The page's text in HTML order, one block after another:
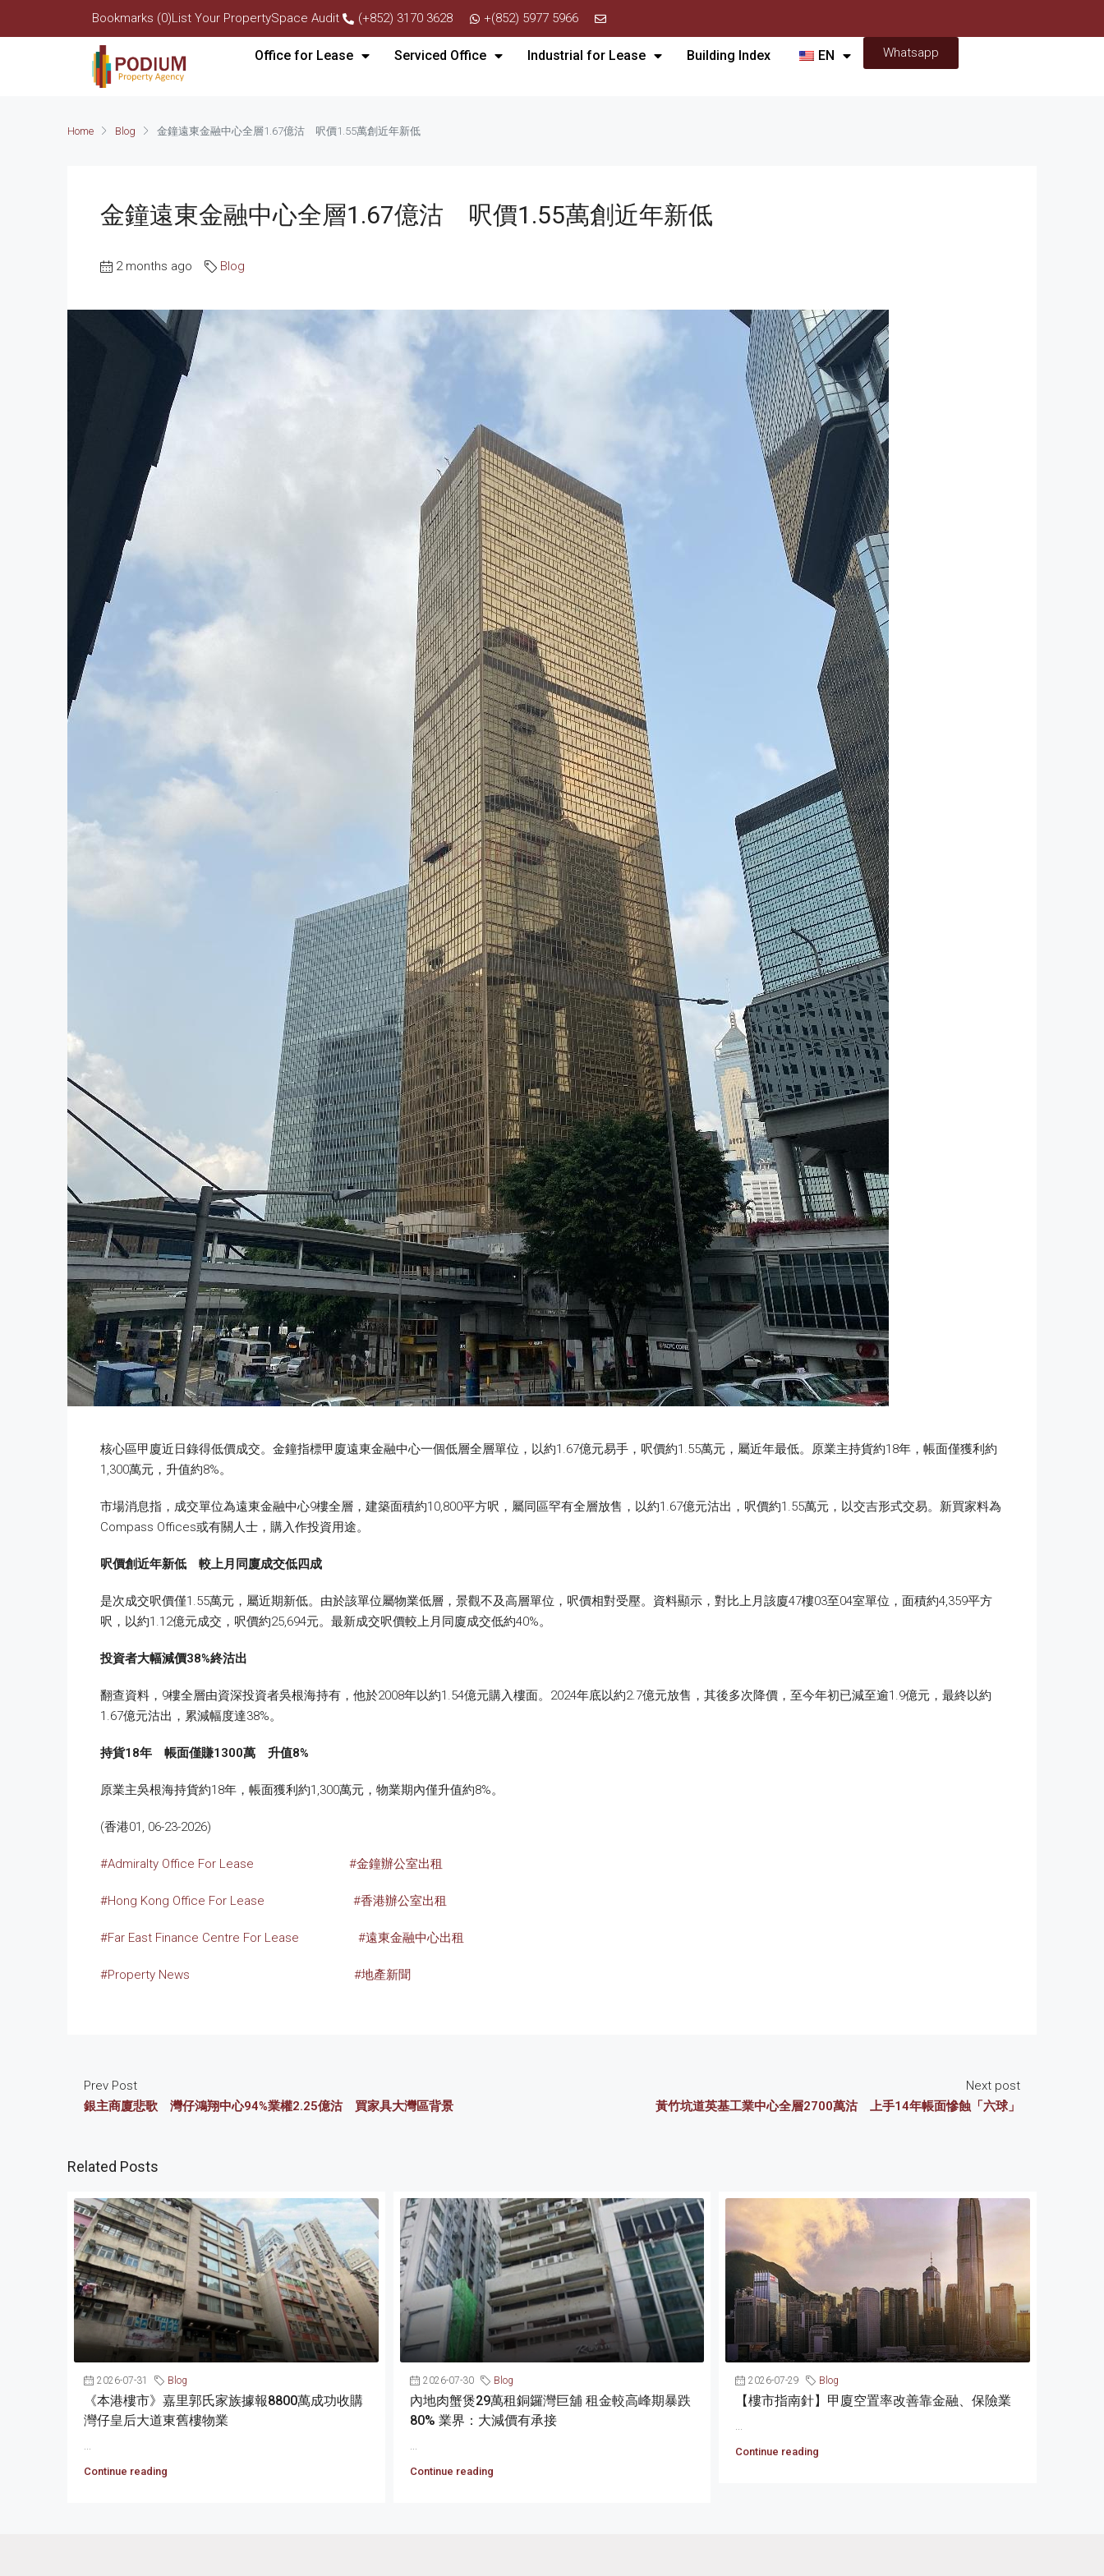
Bookmarks (0)List Your PropertySpace Audit (+852) 3170 3628 +(852) 5977 5966
Office for Lease Serviced Office Industrial for Lease Building Index EN Whatsapp
Home Blog 金鐘遠東金融中心全層1.67億沽 呎價1.55萬創近年新低
金鐘遠東金融中心全層1.67億沽 呎價1.55萬創近年新低
2 months ago Blog
核心區甲廈近日錄得低價成交。金鐘指標甲廈遠東金融中心一個低層全層單位，以約1.67億元易手，呎價約1.55萬元，屬近年最低。原業主持貨約18年，帳面僅獲利約
1,300萬元，升值約8%。
市場消息指，成交單位為遠東金融中心9樓全層，建築面積約10,800平方呎，屬同區罕有全層放售，以約1.67億元沽出，呎價約1.55萬元，以交吉形式交易。新買家料為
Compass Offices或有關人士，購入作投資用途。
呎價創近年新低 較上月同廈成交低四成
是次成交呎價僅1.55萬元，屬近期新低。由於該單位屬物業低層，景觀不及高層單位，呎價相對受壓。資料顯示，對比上月該廈47樓03至04室單位，面積約4,359平方
呎，以約1.12億元成交，呎價約25,694元。最新成交呎價較上月同廈成交低約40%。
投資者大幅減價38%終沽出
翻查資料，9樓全層由資深投資者吳根海持有，他於2008年以約1.54億元購入樓面。2024年底以約2.7億元放售，其後多次降價，至今年初已減至逾1.9億元，最終以約
1.67億元沽出，累減幅度達38%。
持貨18年 帳面僅賺1300萬 升值8%
原業主吳根海持貨約18年，帳面獲利約1,300萬元，物業期內僅升值約8%。
(香港01, 06-23-2026)
#Admiralty Office For Lease #金鐘辦公室出租
#Hong Kong Office For Lease #香港辦公室出租
#Far East Finance Centre For Lease #遠東金融中心出租
#Property News #地產新聞
Prev Post
銀主商廈悲歌 灣仔鴻翔中心94%業權2.25億沽 買家具大灣區背景
Next post
黃竹坑道英基工業中心全層2700萬沽 上手14年帳面慘蝕「六球」
Related Posts
2026-07-31 Blog
《本港樓市》嘉里郭氏家族據報8800萬成功收購
灣仔皇后大道東舊樓物業
Continue reading
2026-07-30 Blog
內地肉蟹煲29萬租銅鑼灣巨舖 租金較高峰期暴跌
80% 業界：大減價有承接
Continue reading
2026-07-29 Blog
【樓市指南針】甲廈空置率改善靠金融、保險業
Continue reading